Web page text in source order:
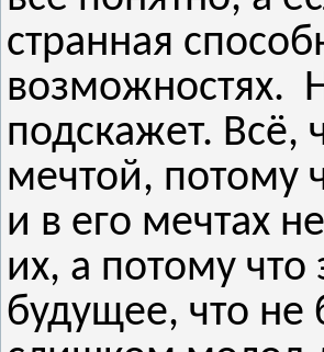
странная
возможностях.
подскажет. Всё,
мечтой, потому
и в его мечтах
их, а потому
будущее, что